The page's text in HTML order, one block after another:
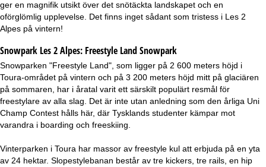
ger en magnifik utsikt över det snötäckta landskapet och en
oförglömlig upplevelse. Det finns inget sådant som tristess i Les 2
Alpes på vintern!
Snowpark Les 2 Alpes: Freestyle Land Snowpark
Snowparken "Freestyle Land", som ligger på 2 600 meters höjd i
Toura-området på vintern och på 3 200 meters höjd mitt på glaciären
på sommaren, har i åratal varit ett särskilt populärt resmål för
freestylare av alla slag. Det är inte utan anledning som den årliga Uni
Champ Contest hålls här, där Tysklands studenter kämpar mot
varandra i boarding och freeskiing.
Vinterparken i Toura har massor av freestyle kul att erbjuda på en yta
av 24 hektar. Slopestylebanan består av tre kickers, tre rails, en hip